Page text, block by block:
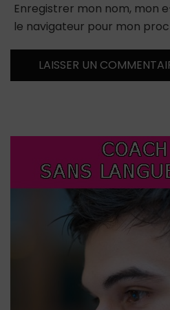
Enregistrer mon nom, mon
le navigateur pour mon